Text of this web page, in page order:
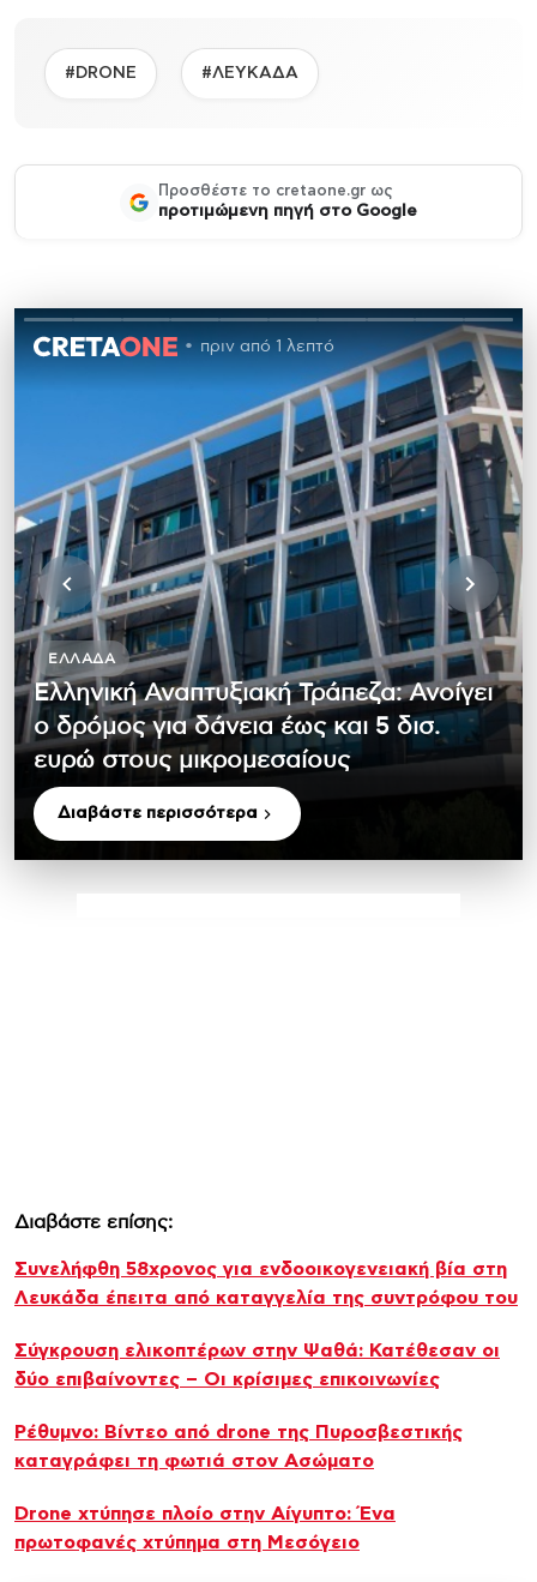
#DRONE #ΛΕΥΚΑΔΑ
Προσθέστε το cretaone.gr ως
προτιμώμενη πηγή στο Google
πριν από 1 λεπτό
ΕΛΛΆΔΑ
Ελληνική Αναπτυξιακή Τράπεζα: Ανοίγει
ο δρόμος για δάνεια έως και 5 δισ.
ευρώ στους μικρομεσαίους
Διαβάστε περισσότερα
Διαβάστε επίσης:
Συνελήφθη 58χρονος για ενδοοικογενειακή βία στη
Λευκάδα έπειτα από καταγγελία της συντρόφου του
Σύγκρουση ελικοπτέρων στην Ψαθά: Κατέθεσαν οι
δύο επιβαίνοντες – Οι κρίσιμες επικοινωνίες
Ρέθυμνο: Βίντεο από drone της Πυροσβεστικής
καταγράφει τη φωτιά στον Ασώματο
Drone χτύπησε πλοίο στην Αίγυπτο: Ένα
πρωτοφανές χτύπημα στη Μεσόγειο